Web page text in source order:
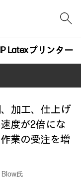
Latexプリンター
加工、仕上げ
度が2倍にな
業の受注を増
氏